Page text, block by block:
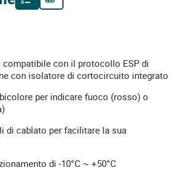
compatibile con il protocollo ESP di
con isolatore di cortocircuito integrato
per indicare fuoco (rosso) o
di cablato per facilitare la sua
di -10°C ~ +50°C